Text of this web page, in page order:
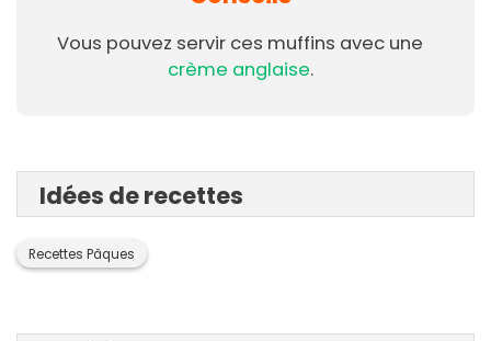
Vous pouvez servir ces muffins avec une
crème anglaise.
Idées de recettes
Recettes Pâques